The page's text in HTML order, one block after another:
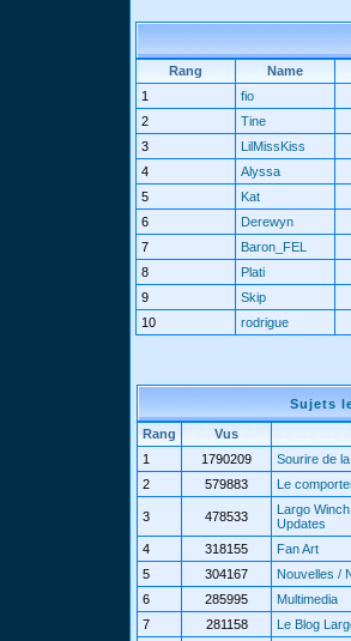
Rang Name
1
fio
2
Tine
3
LilMissKiss
4
Alyssa
5
Kat
6
Derewyn
7
Baron_FEL
8
Plati
9
Skip
10
rodrigue
Sujets
Rang Vus
1
1790209
Sourire de
2
579883 Le
3 478533
Largo
Updates
4
318155
Fan Art
5
304167
Nouvelles /
6
285995
Multimedia
7
281158
Le Blog